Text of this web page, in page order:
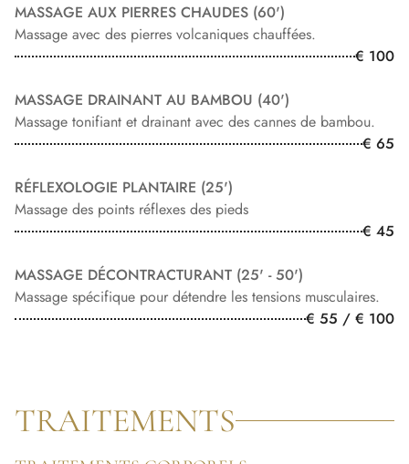
MASSAGE AUX PIERRES CHAUDES (60')
Massage avec des pierres volcaniques chauffées.
€ 100
MASSAGE DRAINANT AU BAMBOU (40')
Massage tonifiant et drainant avec des cannes de bambou.
€ 65
RÉFLEXOLOGIE PLANTAIRE (25')
Massage des points réflexes des pieds
€ 45
MASSAGE DÉCONTRACTURANT (25' - 50')
Massage spécifique pour détendre les tensions musculaires.
€ 55 / € 100
TRAITEMENTS